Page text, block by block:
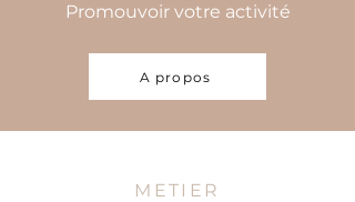
Promouvoir votre activité
A propos
METIER